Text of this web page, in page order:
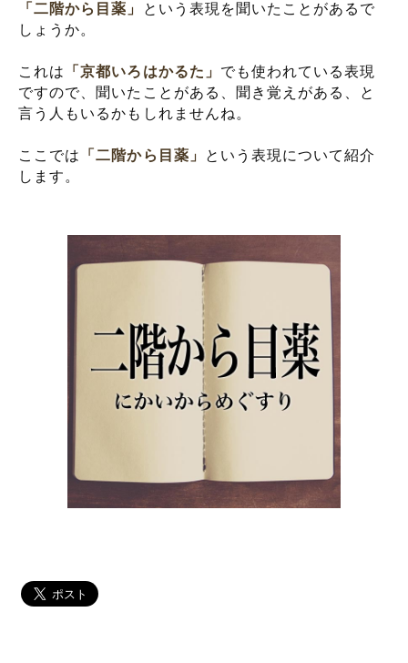
「二階から目薬」
という表現を聞いたことがあるで
しょうか。
これは 「京都いろはかるた」 でも使われている表現
ですので、聞いたことがある、聞き覚えがある、と
言う人もいるかもしれませんね。
ここでは 「二階から目薬」
という表現について紹介
します。